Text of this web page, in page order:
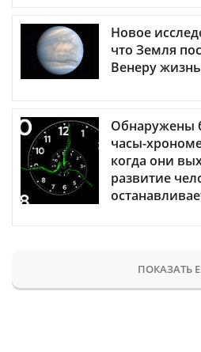
Новое
что Земля
Венеру
Обнаружены
часы-
когда они
развитие
ПОКАЗАТЬ